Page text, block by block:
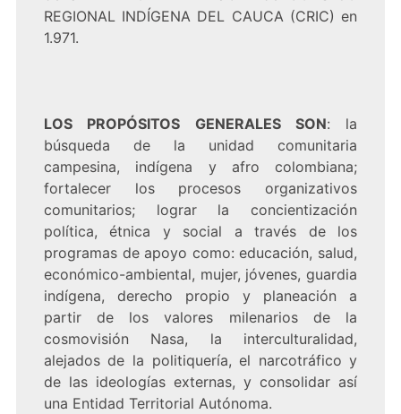
REGIONAL INDÍGENA DEL CAUCA (CRIC) en
1.971.
LOS PROPÓSITOS GENERALES SON: la
búsqueda de la unidad comunitaria
campesina, indígena y afro colombiana;
fortalecer los procesos organizativos
comunitarios; lograr la concientización
política, étnica y social a través de los
programas de apoyo como: educación, salud,
económico-ambiental, mujer, jóvenes, guardia
indígena, derecho propio y planeación a
partir de los valores milenarios de la
cosmovisión Nasa, la interculturalidad,
alejados de la politiquería, el narcotráfico y
de las ideologías externas, y consolidar así
una Entidad Territorial Autónoma.